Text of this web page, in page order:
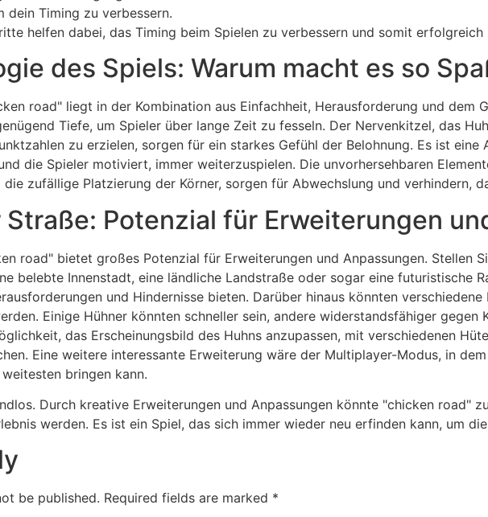
dein Timing zu verbessern.
helfen dabei, das Timing beim Spielen zu verbessern und somit erfolgreich
des Spiels: Warum macht es so
road" liegt in der Kombination aus Einfachheit, Herausforderung und dem
Tiefe, um Spieler über lange Zeit zu fesseln. Der Nervenkitzel, das
zu erzielen, sorgen für ein starkes Gefühl der Belohnung. Es ist
die Spieler motiviert, immer weiterzuspielen. Die unvorhersehbaren
zufällige Platzierung der Körner, sorgen für Abwechslung und verhindern,
Potenzial für Erweiterungen
road" bietet großes Potenzial für Erweiterungen und Anpassungen. Stellen
belebte Innenstadt, eine ländliche Landstraße oder sogar eine futuristische
und Hindernisse bieten. Darüber hinaus könnten
Einige Hühner könnten schneller sein, andere widerstandsfähiger gegen
das Erscheinungsbild des Huhns anzupassen, mit verschiedenen
Eine weitere interessante Erweiterung wäre der Multiplayer-Modus, in
bringen kann.
Durch kreative Erweiterungen und Anpassungen könnte "chicken road"
werden. Es ist ein Spiel, das sich immer wieder neu erfinden kann, um
be published. Required fields are marked *